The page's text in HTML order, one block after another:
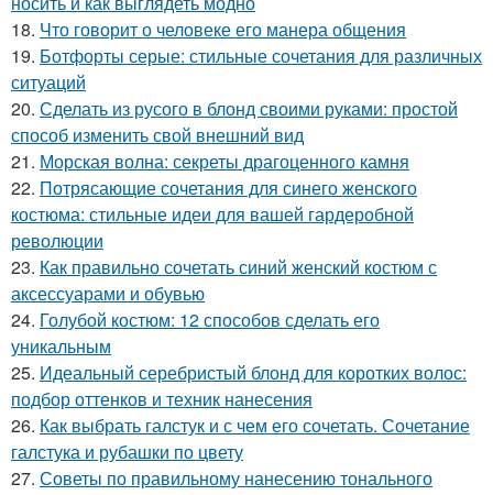
18. Что говорит о человеке его манера общения
19. Ботфорты серые: стильные сочетания для различных
ситуаций
20. Сделать из русого в блонд своими руками: простой
способ изменить свой внешний вид
21. Морская волна: секреты драгоценного камня
22. Потрясающие сочетания для синего женского
костюма: стильные идеи для вашей гардеробной
революции
23. Как правильно сочетать синий женский костюм с
аксессуарами и обувью
24. Голубой костюм: 12 способов сделать его
уникальным
25. Идеальный серебристый блонд для коротких волос:
подбор оттенков и техник нанесения
26. Как выбрать галстук и с чем его сочетать. Сочетание
галстука и рубашки по цвету
27. Советы по правильному нанесению тонального